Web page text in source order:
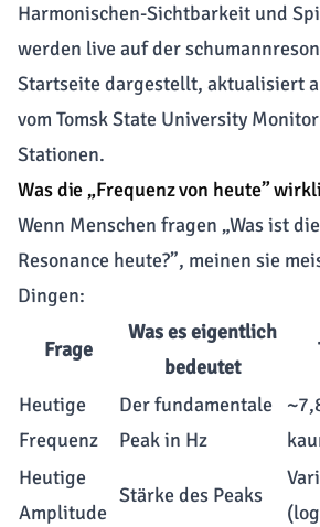
Harmonischen-Sichtbarkeit und
werden live auf der
Startseite dargestellt, aktualisiert
vom Tomsk State University
Stationen.
Was die „Frequenz von heute”
Wenn Menschen fragen „Was ist
Resonance heute?”, meinen sie
Dingen:
Frage
Was es eigentlich
bedeutet
Heutige
Frequenz
Der fundamentale
Peak in Hz
Heutige
Amplitude
Stärke des Peaks